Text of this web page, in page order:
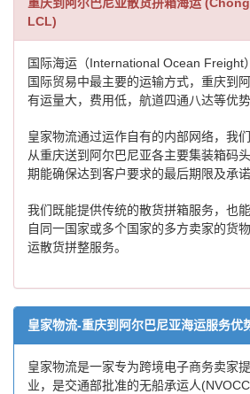
LCL)
国际海运（International Ocean Freight
国际贸易中最主要的运输方式，重庆到
有运量大，费用低，航道四通八达等优势
皇家物流通过运作自有的内部网络，我
从重庆送到阿尔巴尼亚各主要集装箱码
期能确保达到客户要求的最后期限及承诺
我们既能提供传统的散货拼箱服务，也
自同一国家或多个国家的多方卖家的货
运散货拼整服务。
皇家物流-重庆到阿尔巴尼亚海运服务优
皇家物流是一家专为跨境电子商务卖家
业，是交通部批准的无船承运人